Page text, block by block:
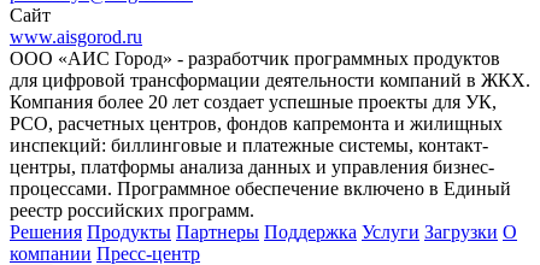
Сайт
www.aisgorod.ru
ООО «АИС Город» - разработчик программных продуктов
для цифровой трансформации деятельности компаний в ЖКХ.
Компания более 20 лет создает успешные проекты для УК,
РСО, расчетных центров, фондов капремонта и жилищных
инспекций: биллинговые и платежные системы, контакт-
центры, платформы анализа данных и управления бизнес-
процессами. Программное обеспечение включено в Единый
реестр российских программ.
Решения Продукты Партнeры Поддержка Услуги Загрузки О
компании Пресс-центр